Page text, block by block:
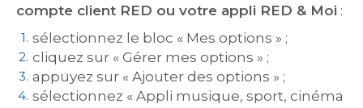
compte client RED ou votre appli RED & Moi :
sélectionnez le bloc « Mes options » ;
cliquez sur « Gérer mes options » ;
appuyez sur « Ajouter des options » ;
sélectionnez « Appli musique, sport, cinéma